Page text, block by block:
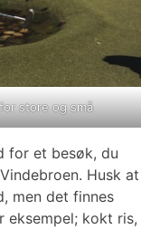
store og små
for et besøk, du
Husk at
men det finnes
eksempel; kokt ris,